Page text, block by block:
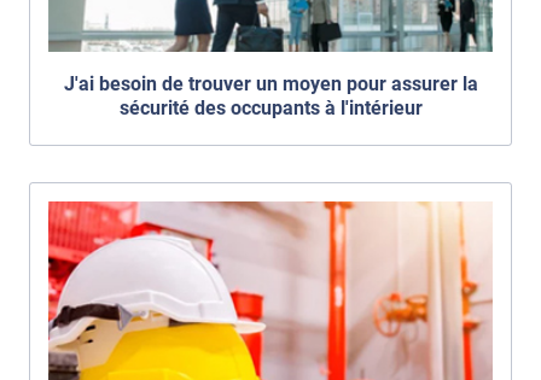
J'ai besoin de trouver un moyen pour assurer la
sécurité des occupants à l'intérieur